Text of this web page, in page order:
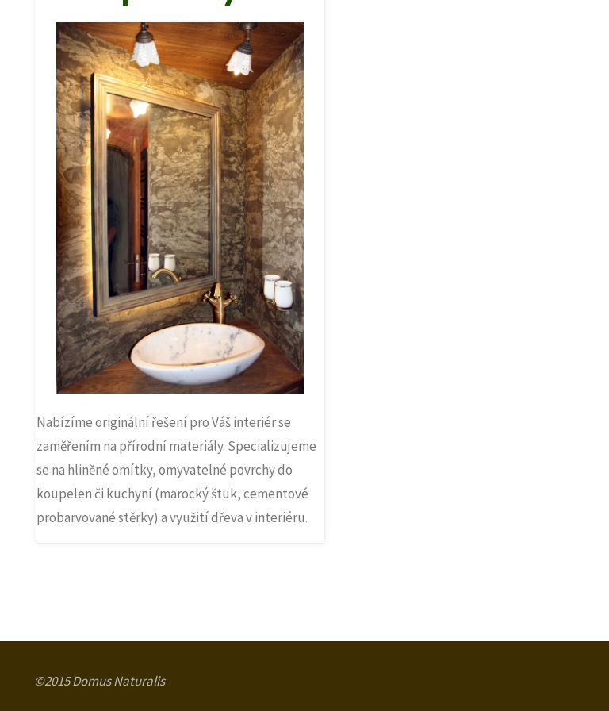
Nabízíme originální řešení pro Váš interiér se
zaměřením na přírodní materiály. Specializujeme
se na hliněné omítky, omyvatelné povrchy do
koupelen či kuchyní (marocký štuk, cementové
probarvované stěrky) a využití dřeva v interiéru.
©2015 Domus Naturalis